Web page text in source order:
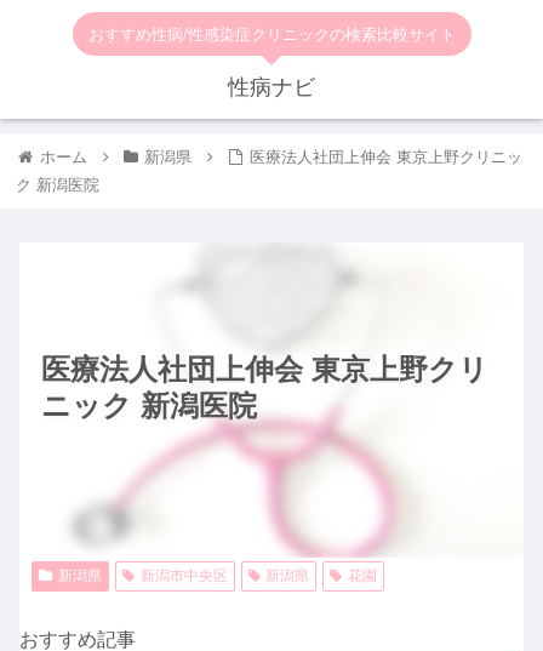
おすすめ性病/性感染症クリニックの検索比較サイト
性病ナビ
ホーム 新潟県
医療法人社団上伸会 東京上野クリニッ
ク 新潟医院
医療法人社団上伸会 東京上野クリ
ニック 新潟医院
新潟県 新潟市中央区 新潟県 花園
おすすめ記事